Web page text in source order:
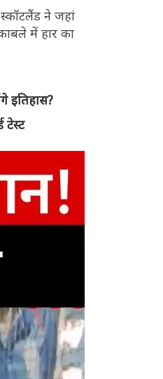
ने जहां
में हार का
इतिहास?
टेस्ट